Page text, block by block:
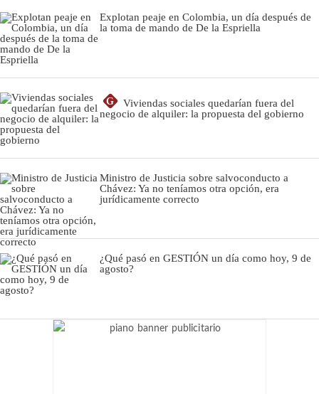
Explotan peaje en Colombia, un día después de
la toma de mando de De la Espriella
G
Viviendas sociales quedarían fuera del
negocio de alquiler: la propuesta del gobierno
Ministro de Justicia sobre salvoconducto a
Chávez: Ya no teníamos otra opción, era
jurídicamente correcto
¿Qué pasó en GESTIÓN un día como hoy, 9 de
agosto?